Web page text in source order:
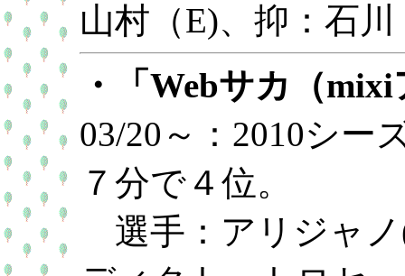
山村（E)、抑：石川
・「Webサカ（
03/20～：2010シー
７分で４位。
選手：アリジャ